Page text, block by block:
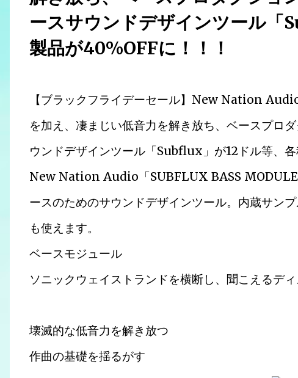
ースサウンドデザインツール「
製品が40%OFFに！！！
【ブラックフライデーセール】New Nation
を加え、凄まじい低音力を解き放ち、ベースプロ
ウンドデザインツール「Subflux」が12ドル等、
New Nation Audio「SUBFLUX BASS MODULE
ースのためのサウンドデザインツール。内蔵サン
も使えます。
ベースモジュール
ソニックウェイストランドを横断し、聞こえるデ
壊滅的な低音力を解き放つ
作曲の基礎を揺るがす